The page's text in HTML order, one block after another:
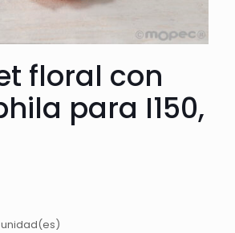
floral con
para I150,
unidad(es)